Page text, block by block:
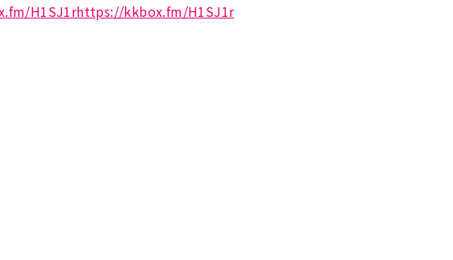
H1SJ1rhttps://kkbox.fm/H1SJ1r